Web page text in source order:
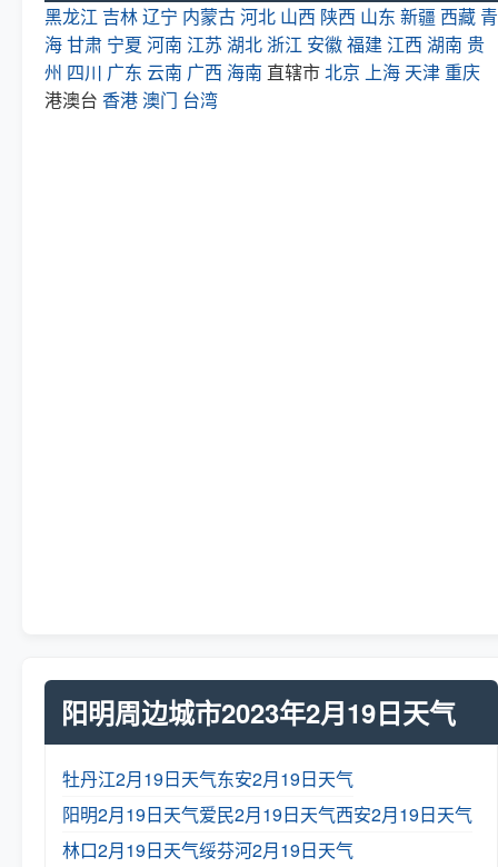
黑龙江 吉林辽宁 内蒙古河北 山西 陕西 山东 新疆 西藏 青
海甘肃 宁夏 河南 江苏 湖北 浙江 安徽福建 江西 湖南 贵
州 四川 广东 云南 广西 海南 直辖市北京 上海 天津 重庆
港澳台 香港澳门 台湾
阳明周边城市2023年2月19日天气
牡丹江2月19日天气东安2月19日天气
阳明2月19日天气爱民2月19日天气西安2月19日天气
林口2月19日天气绥芬河2月19日天气